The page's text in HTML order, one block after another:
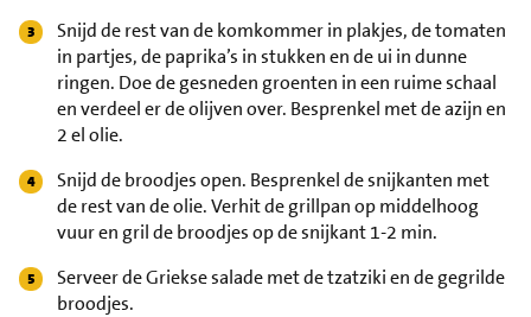
Snijd de rest van de komkommer in plakjes, de tomaten
in partjes, de paprika’s in stukken en de ui in dunne
ringen. Doe de gesneden groenten in een ruime schaal
en verdeel er de olijven over. Besprenkel met de azijn en
2 el olie.
Snijd de broodjes open. Besprenkel de snijkanten met
de rest van de olie. Verhit de grillpan op middelhoog
vuur en gril de broodjes op de snijkant 1-2 min.
Serveer de Griekse salade met de tzatziki en de gegrilde
broodjes.